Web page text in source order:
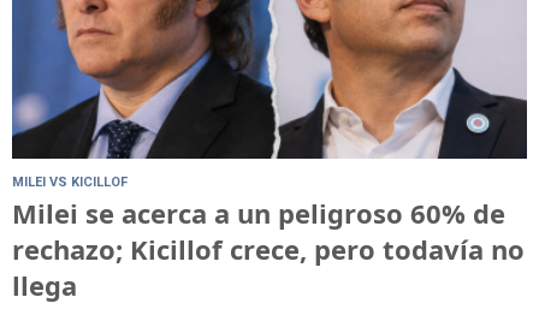
MILEI VS KICILLOF
Milei se acerca a un peligroso 60% de
rechazo; Kicillof crece, pero todavía no
llega